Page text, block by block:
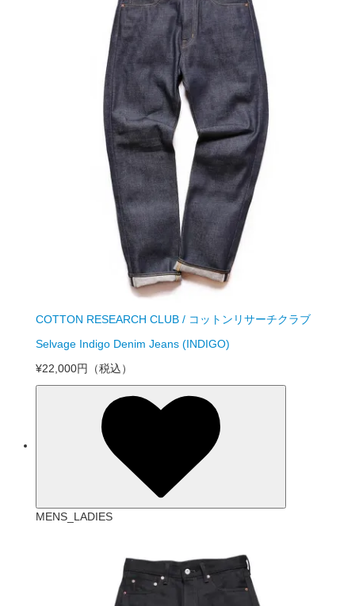
COTTON RESEARCH CLUB / コットンリサーチクラブ
Selvage Indigo Denim Jeans (INDIGO)
¥22,000円 （税込）
MENS_LADIES